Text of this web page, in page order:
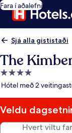
Fara í aðalefni
Sjá alla gististaði
The
4.0
stjörnu
Hótel með 2
Veldu
Hvert viltu